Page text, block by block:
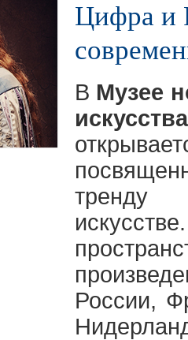
Цифра и
В Музее
искусства
России,